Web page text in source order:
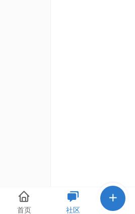
首页 社区